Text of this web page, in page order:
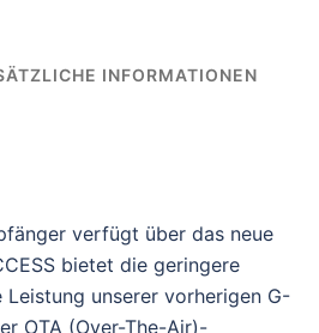
INFORMATIONEN
verfügt über das neue
bietet die geringere
Leistung unserer vorherigen G-
OTA (Over-The-Air)-